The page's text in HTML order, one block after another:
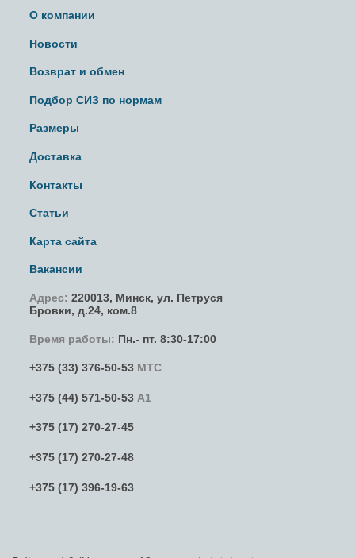
О компании
Новости
Возврат и обмен
Подбор СИЗ по нормам
Размеры
Доставка
Контакты
Статьи
Карта сайта
Вакансии
Адрес: 220013, Минск, ул. Петруся
Бровки, д.24, ком.8
Время работы: Пн.- пт. 8:30-17:00
+375 (33) 376-50-53 МТС
+375 (44) 571-50-53 А1
+375 (17) 270-27-45
+375 (17) 270-27-48
+375 (17) 396-19-63